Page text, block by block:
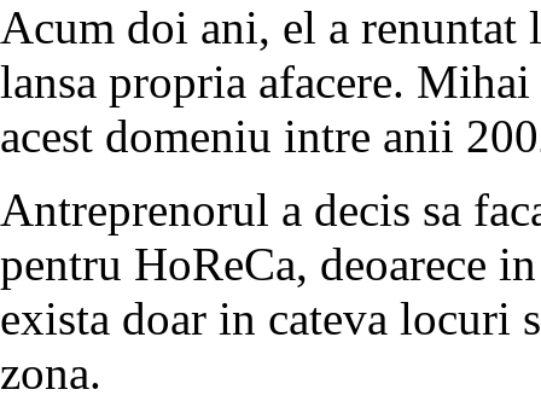
Acum doi ani, el a renuntat
lansa propria afacere.
acest domeniu intre anii
Antreprenorul a decis sa
pentru HoReCa, deoarece
exista doar in cateva locuri
zona.